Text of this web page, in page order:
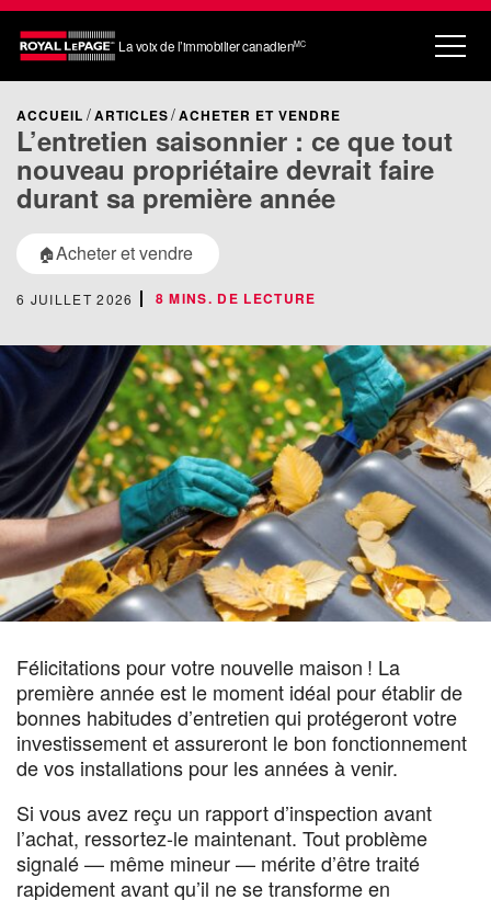
La voix de l’immobilier canadienMC
ACCUEIL ARTICLES ACHETER ET VENDRE
L’entretien saisonnier : ce que tout
nouveau propriétaire devrait faire
durant sa première année
🏠Acheter et vendre
6 JUILLET 2026 8 MINS. DE LECTURE
Félicitations pour votre nouvelle maison ! La
première année est le moment idéal pour établir de
bonnes habitudes d’entretien qui protégeront votre
investissement et assureront le bon fonctionnement
de vos installations pour les années à venir.
Si vous avez reçu un rapport d’inspection avant
l’achat, ressortez-le maintenant. Tout problème
signalé — même mineur — mérite d’être traité
rapidement avant qu’il ne se transforme en